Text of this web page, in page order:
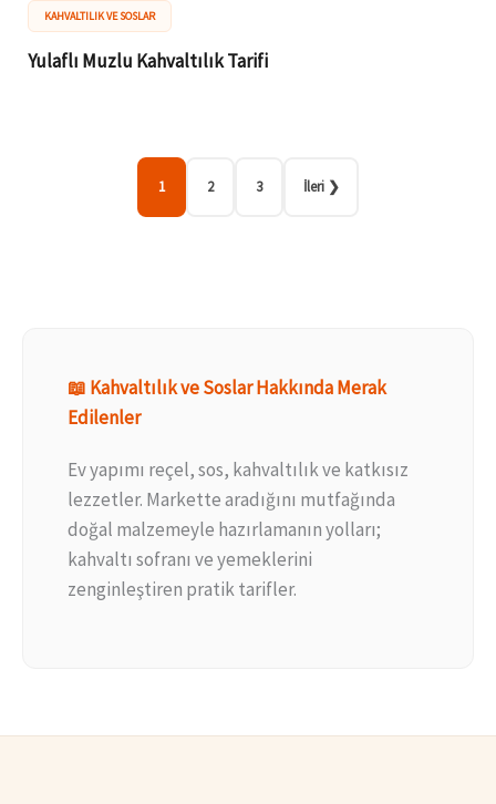
KAHVALTILIK VE SOSLAR
Yulaflı Muzlu Kahvaltılık Tarifi
1 2 3 İleri ❯
📖 Kahvaltılık ve Soslar Hakkında Merak
Edilenler
Ev yapımı reçel, sos, kahvaltılık ve katkısız
lezzetler. Markette aradığını mutfağında
doğal malzemeyle hazırlamanın yolları;
kahvaltı sofranı ve yemeklerini
zenginleştiren pratik tarifler.